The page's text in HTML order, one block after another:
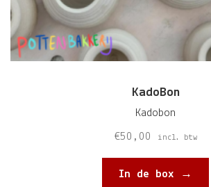
KadoBon
Kadobon
€50,00 incl. btw
In de box →